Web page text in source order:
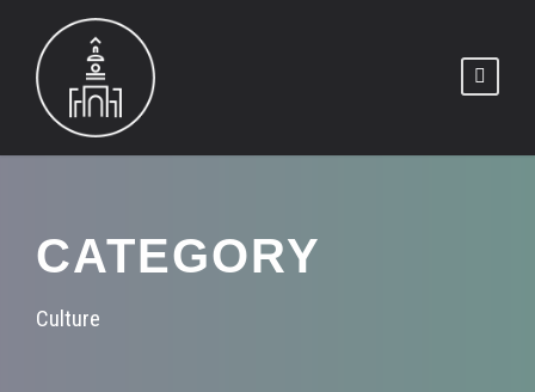
CATEGORY
Culture